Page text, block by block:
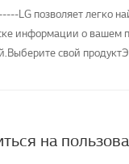
LG позволяет легко
информации о вашем
свой
на